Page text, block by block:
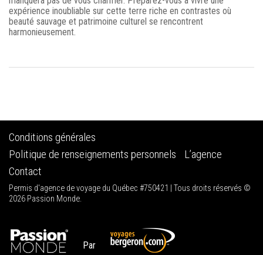
expérience inoubliable sur cette terre riche en contrastes où
beauté sauvage et patrimoine culturel se rencontrent
harmonieusement.
Conditions générales
Politique de renseignements personnels
L’agence
Contact
Permis d'agence de voyage du Québec #750421 | Tous droits réservés ©
2026 Passion Monde.
Par